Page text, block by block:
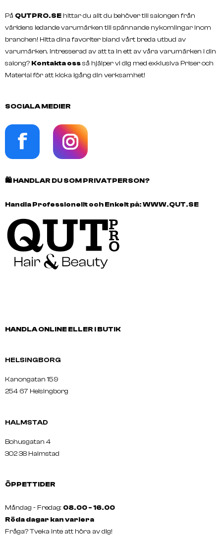
På QUTPRO.SE hittar du allt du behöver till salongen från
världens ledande varumärken till spännande nykomlingar inom
branchen! Hitta dina favoriter bland vårt breda utbud av
varumärken. Intresserad av att ta in ett av våra varumärken i din
salong? Kontakta ossså hjälper vi dig med exklusiva Priser och
Material för att kicka igång din verksamhet!
SOCIALA MEDIER
🛍️HANDLAR DU SOM PRIVATPERSON?
Handla Professionellt och Enkelt på:WWW.QUT.SE
HANDLA ONLINE ELLER I BUTIK
HELSINGBORG
Kanongatan 159
254 67 Helsingborg
HALMSTAD
Bohusgatan 4
302 38 Halmstad
ÖPPETTIDER
Måndag - Fredag: 08.00 - 16.00
Röda dagar kan variera
Fråga? Tveka inte att höra av dig!